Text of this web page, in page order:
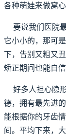
各种萌娃来做窝
要说我们医院
它小小的，那可
下，告别又粗又
矫正期间也能自
好多人担心隐
德，拥有最先进
能根据你的牙齿
间。平均下来，